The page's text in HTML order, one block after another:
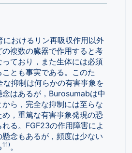
におけるリン再吸収作用以外
複数の臓器で作用すると考
っており，また生体には必須
とも事実である。このた
な抑制は何らかの有害事象を
はあるが，Burosumabは中
ら，完全な抑制には至らな
，重篤な有害事象発現の恐
る。FGF23の作用障害によ
念もあるが，頻度は少ない
11) 。